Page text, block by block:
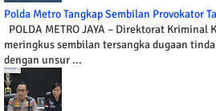
Polda Metro Tangkap Sembilan Provokator
POLDA METRO JAYA – Direktorat Kriminal
meringkus sembilan tersangka dugaan
dengan unsur ...